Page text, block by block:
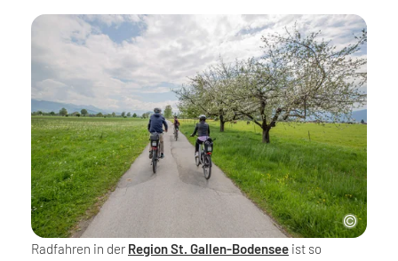
Radfahren in der Region St. Gallen-Bodensee ist so